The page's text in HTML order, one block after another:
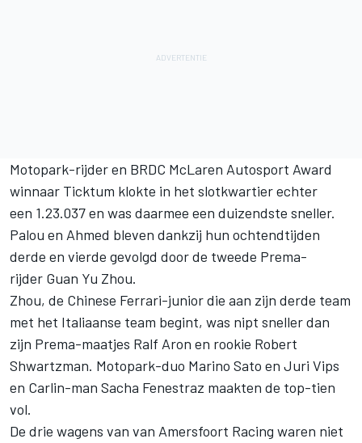
Motopark-rijder en BRDC McLaren Autosport Award
winnaar Ticktum klokte in het slotkwartier echter
een 1.23.037 en was daarmee een duizendste sneller.
Palou en Ahmed bleven dankzij hun ochtendtijden
derde en vierde gevolgd door de tweede Prema-
rijder Guan Yu Zhou.
Zhou, de Chinese Ferrari-junior die aan zijn derde team
met het Italiaanse team begint, was nipt sneller dan
zijn Prema-maatjes Ralf Aron en rookie Robert
Shwartzman. Motopark-duo Marino Sato en Juri Vips
en Carlin-man Sacha Fenestraz maakten de top-tien
vol.
De drie wagens van van Amersfoort Racing waren niet